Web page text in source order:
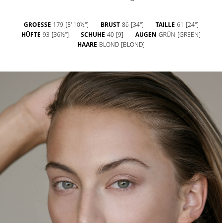
GROESSE 179 [5' 10½''] BRUST 86 [34''] TAILLE 61 [24'']
HÜFTE 93 [36½''] SCHUHE 40 [9] AUGEN GRÜN [GREEN]
HAARE BLOND [BLOND]